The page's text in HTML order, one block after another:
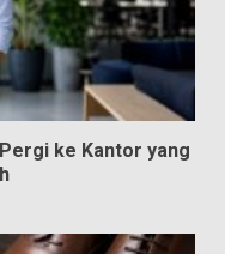
ke Kantor yang